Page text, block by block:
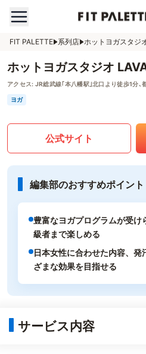
FIT PALETTE 系列店 ホットヨガスタジ
ホットヨガスタジオ
アクセス: JR総武線｢本八幡駅｣北口より徒歩1分､
ヨガ
公式サイト
編集部のおすすめポイント
豊富なヨガプログラムが受け
級者まで楽しめる
日本女性に合わせた内容、発
ざまな効果を目指せる
サービス内容